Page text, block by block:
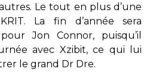
Le tout en plus d’une
La fin d’année sera
Jon Connor, puisqu’il
avec Xzibit, ce qui lui
le grand Dr Dre.